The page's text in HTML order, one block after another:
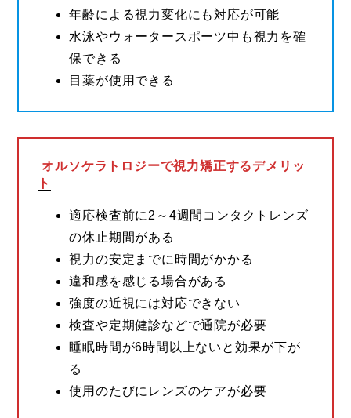
年齢による視力変化にも対応が可能
水泳やウォータースポーツ中も視力を確
保できる
目薬が使用できる
オルソケラトロジーで視力矯正するデメリッ
ト
適応検査前に2～4週間コンタクトレンズ
の休止期間がある
視力の安定までに時間がかかる
違和感を感じる場合がある
強度の近視には対応できない
検査や定期健診などで通院が必要
睡眠時間が6時間以上ないと効果が下が
る
使用のたびにレンズのケアが必要